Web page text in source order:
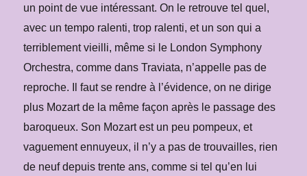
un point de vue intéressant. On le retrouve tel quel,
avec un tempo ralenti, trop ralenti, et un son qui a
terriblement vieilli, même si le London Symphony
Orchestra, comme dans Traviata, n’appelle pas de
reproche. Il faut se rendre à l’évidence, on ne dirige
plus Mozart de la même façon après le passage des
baroqueux. Son Mozart est un peu pompeux, et
vaguement ennuyeux, il n’y a pas de trouvailles, rien
de neuf depuis trente ans, comme si tel qu’en lui